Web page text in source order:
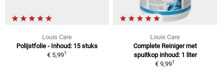
Louis Care
Polijstfolie - Inhoud: 15 stuks
€ 5,991
Louis Care
Complete Reiniger met
spuitkop inhoud: 1 liter
€ 9,991